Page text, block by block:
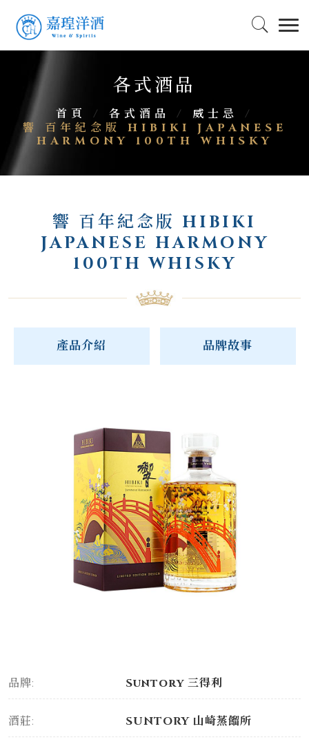
各式酒品
首頁 / 各式酒品 / 威士忌
/
響 百年紀念版 HIBIKI JAPANESE
HARMONY 100TH WHISKY
響 百年紀念版 HIBIKI
JAPANESE HARMONY
100TH WHISKY
產品介紹 品牌故事
品牌: Suntory 三得利
酒莊: SUNTORY 山崎蒸餾所